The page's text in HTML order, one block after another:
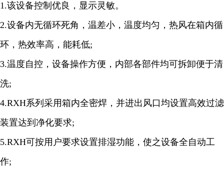
1.该设备控制优良，显示灵敏。
2.设备内无循环死角，温差小，温度均匀，热风在箱内循
环，热效率高，能耗低;
3.温度自控，设备操作方便，内部各部件均可拆卸便于清
洗;
4.RXH系列采用箱内全密焊，并进出风口均设置高效过滤
装置达到净化要求;
5.RXH可按用户要求设置排湿功能，使之设备全自动工
作;